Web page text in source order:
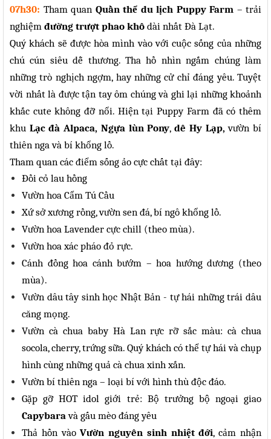
07h30: Tham quan Quần thể du lịch Puppy Farm – trải
nghiệm đường trượt phao khô dài nhất Đà Lạt.
Quý khách sẽ được hòa mình vào với cuộc sống của những
chú cún siêu dễ thương. Tha hồ nhìn ngắm chúng làm
những trò nghịch ngợm, hay những cử chỉ đáng yêu. Tuyệt
vời nhất là được tận tay ôm chúng và ghi lại những khoảnh
khắc cute không đỡ nổi. Hiện tại Puppy Farm đã có thêm
khu Lạc đà Alpaca, Ngựa lùn Pony,dê Hy Lạp,vườn bí
thiên nga và bí khổng lồ.
Tham quan các điểm sống ảo cực chất tại đây:
Đồi cỏ lau hồng
Vườn hoa Cẩm Tú Cầu
Xứ sở xương rồng, vườn sen đá, bí ngô khổng lồ.
Vườn hoa Lavender cực chill (theo mùa).
Vườn hoa xác pháo đỏ rực.
Cánh đồng hoa cánh bướm – hoa hướng dương (theo
mùa).
Vườn dâu tây sinh học Nhật Bản - tự hái những trái dâu
căng mọng.
Vườn cà chua baby Hà Lan rực rỡ sắc màu: cà chua
socola, cherry, trứng sữa. Quý khách có thể tự hái và chụp
hình cùng những quả cà chua xinh xắn.
Vườn bí thiên nga – loại bí với hình thù độc đáo.
Gặp gỡ HOT idol giới trẻ: Bộ trưởng bộ ngoại giao
Capybara và gấu mèo đáng yêu
Thả hồn vàoVườn nguyên sinh nhiệt đới, cảm nhận